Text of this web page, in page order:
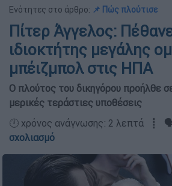
Ενότητες στο άρθρο: 📌 Πώς πλούτισε
Πίτερ Άγγελος:
ιδιοκτήτης μεγάλης
μπέιζμπολ στις ΗΠΑ
Ο πλούτος του δικηγόρου προήλθε
μερικές τεράστιες υποθέσεις
🕛 χρόνος ανάγνωσης: 2 λεπτά ┋
σχολιασμό